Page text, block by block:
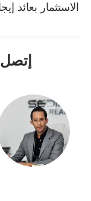
الاستثمار بعائد